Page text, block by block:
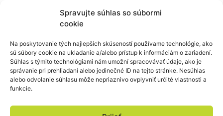
Spravujte súhlas so súbormi
cookie
Na poskytovanie tých najlepších skúseností používame technológie, ako
sú súbory cookie na ukladanie a/alebo prístup k informáciám o zariadení.
Súhlas s týmito technológiami nám umožní spracovávať údaje, ako je
správanie pri prehliadaní alebo jedinečné ID na tejto stránke. Nesúhlas
alebo odvolanie súhlasu môže nepriaznivo ovplyvniť určité vlastnosti a
funkcie.
OZ Malokarpatský región
Hlavná 168, 900 89 Častá
IČO: 42364892
štatutárny zástupca:
e-mail:info@malokarpatskyregion.sk